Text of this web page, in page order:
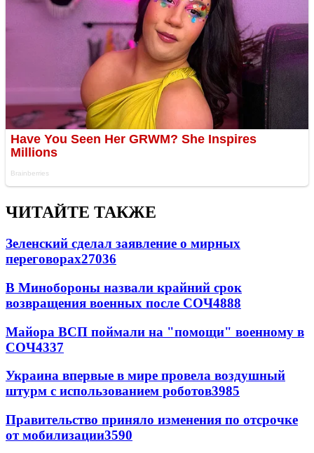
ЧИТАЙТЕ ТАКЖЕ
Зеленский сделал заявление о мирных
переговорах27036
В Минобороны назвали крайний срок
возвращения военных после СОЧ4888
Майора ВСП поймали на "помощи" военному в
СОЧ4337
Украина впервые в мире провела воздушный
штурм с использованием роботов3985
Правительство приняло изменения по отсрочке
от мобилизации3590